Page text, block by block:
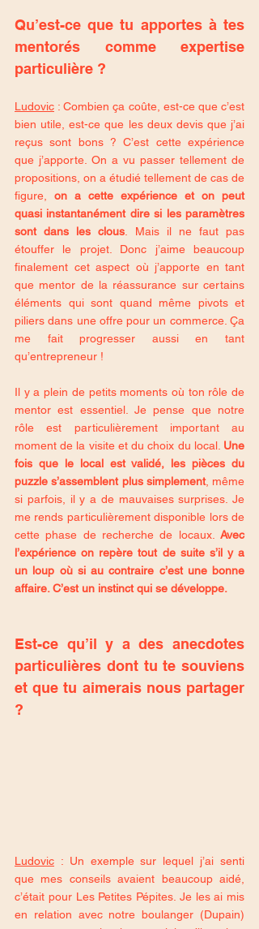
Qu’est-ce que tu apportes à tes
mentorés comme expertise
particulière ?
Ludovic : Combien ça coûte, est-ce que c’est
bien utile, est-ce que les deux devis que j’ai
reçus sont bons ? C’est cette expérience
que j’apporte. On a vu passer tellement de
propositions, on a étudié tellement de cas de
figure, on a cette expérience et on peut
quasi instantanément dire si les paramètres
sont dans les clous . Mais il ne faut pas
étouffer le projet. Donc j’aime beaucoup
finalement cet aspect où j’apporte en tant
que mentor de la réassurance sur certains
éléments qui sont quand même pivots et
piliers dans une offre pour un commerce. Ça
me fait progresser aussi en tant
qu’entrepreneur !
Il y a plein de petits moments où ton rôle de
mentor est essentiel. Je pense que notre
rôle est particulièrement important au
moment de la visite et du choix du local. Une
fois que le local est validé, les pièces du
puzzle s’assemblent plus simplement, même
si parfois, il y a de mauvaises surprises. Je
me rends particulièrement disponible lors de
cette phase de recherche de locaux. Avec
l’expérience on repère tout de suite s’il y a
un loup où si au contraire c’est une bonne
affaire. C’est un instinct qui se développe.
Est-ce qu’il y a des anecdotes
particulières dont tu te souviens
et que tu aimerais nous partager
?
Ludovic : Un exemple sur lequel j’ai senti
que mes conseils avaient beaucoup aidé,
c’était pour Les Petites Pépites. Je les ai mis
en relation avec notre boulanger (Dupain)